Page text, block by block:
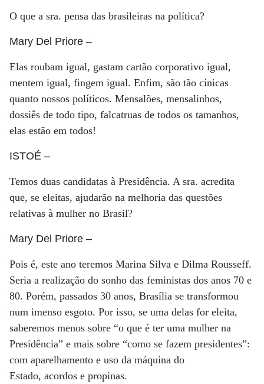
O que a sra. pensa das brasileiras na política?
Mary Del Priore –
Elas roubam igual, gastam cartão corporativo igual,
mentem igual, fingem igual. Enfim, são tão cínicas
quanto nossos políticos. Mensalões, mensalinhos,
dossiês de todo tipo, falcatruas de todos os tamanhos,
elas estão em todos!
ISTOÉ –
Temos duas candidatas à Presidência. A sra. acredita
que, se eleitas, ajudarão na melhoria das questões
relativas à mulher no Brasil?
Mary Del Priore –
Pois é, este ano teremos Marina Silva e Dilma Rousseff.
Seria a realização do sonho das feministas dos anos 70 e
80. Porém, passados 30 anos, Brasília se transformou
num imenso esgoto. Por isso, se uma delas for eleita,
saberemos menos sobre “o que é ter uma mulher na
Presidência” e mais sobre “como se fazem presidentes”:
com aparelhamento e uso da máquina do
Estado, acordos e propinas.